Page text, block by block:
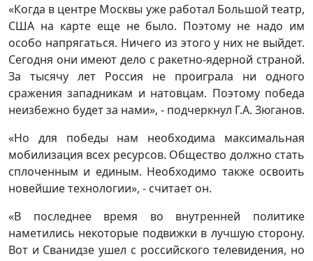
«Когда в центре Москвы уже работал Большой театр,
США на карте еще не было. Поэтому не надо им
особо напрягаться. Ничего из этого у них не выйдет.
Сегодня они имеют дело с ракетно-ядерной страной.
За тысячу лет Россия не проиграла ни одного
сражения западникам и натовцам. Поэтому победа
неизбежно будет за нами», - подчеркнул Г.А. Зюганов.
«Но для победы нам необходима максимальная
мобилизация всех ресурсов. Общество должно стать
сплоченным и единым. Необходимо также освоить
новейшие технологии», - считает он.
«В последнее время во внутренней политике
наметились некоторые подвижки в лучшую сторону.
Вот и Сванидзе ушел с российского телевидения, но